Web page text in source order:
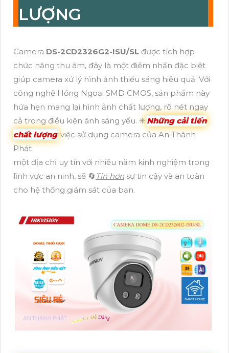
LƯỢNG
Camera DS-2CD2326G2-ISU/SL được tích hợp
chức năng thu âm, đây là một điểm nhấn đặc biệt
giúp camera xử lý hình ảnh thiếu sáng hiệu quả. Với
công nghệ Hồng Ngoại SMD CMOS, sản phẩm này
hứa hẹn mang lại hình ảnh chất lượng, rõ nét ngay
cả trong điều kiện ánh sáng yếu. ✳️ Những cải tiến
chất lượng việc sử dụng camera của An Thành
Phát
một địa chỉ uy tín với nhiều năm kinh nghiệm trong
lĩnh vực an ninh, sẽ 🔄 Tin hơn sự tin cậy và an toàn
cho hệ thống giám sát của bạn.